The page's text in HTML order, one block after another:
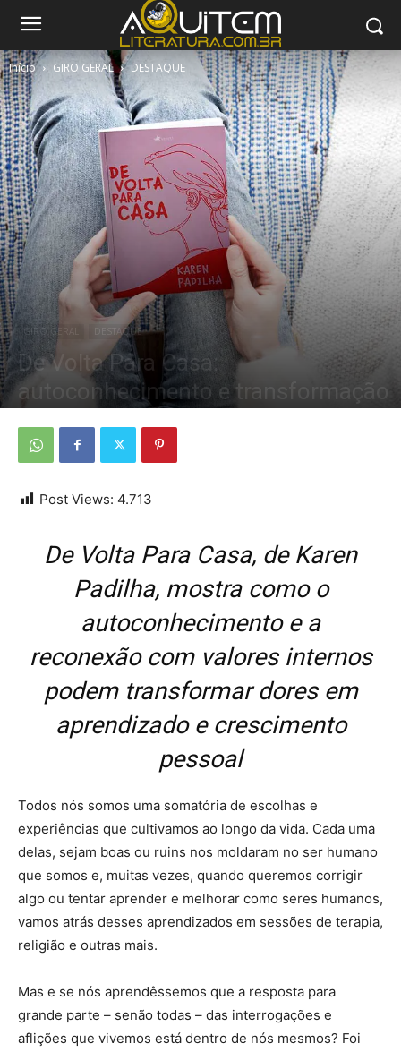
Início GIRO GERAL DESTAQUE
GIRO GERAL DESTAQUE
De Volta Para Casa:
autoconhecimento e transformação
Post Views: 4.713
De Volta Para Casa, de Karen
Padilha, mostra como o
autoconhecimento e a
reconexão com valores internos
podem transformar dores em
aprendizado e crescimento
pessoal
Todos nós somos uma somatória de escolhas e
experiências que cultivamos ao longo da vida. Cada uma
delas, sejam boas ou ruins nos moldaram no ser humano
que somos e, muitas vezes, quando queremos corrigir
algo ou tentar aprender e melhorar como seres humanos,
vamos atrás desses aprendizados em sessões de terapia,
religião e outras mais.
Mas e se nós aprendêssemos que a resposta para
grande parte – senão todas – das interrogações e
aflições que vivemos está dentro de nós mesmos? Foi